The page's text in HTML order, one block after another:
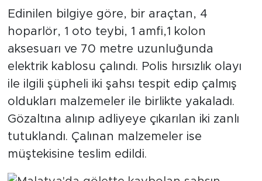
Edinilen bilgiye göre, bir araçtan, 4
hoparlör, 1 oto teybi, 1 amfi,1 kolon
aksesuarı ve 70 metre uzunluğunda
elektrik kablosu çalındı. Polis hırsızlık olayı
ile ilgili şüpheli iki şahsı tespit edip çalmış
oldukları malzemeler ile birlikte yakaladı.
Gözaltına alınıp adliyeye çıkarılan iki zanlı
tutuklandı. Çalınan malzemeler ise
müştekisine teslim edildi.
Kuluncak
Akçadağ
Doğanyol
Arguvan